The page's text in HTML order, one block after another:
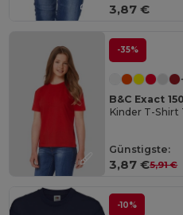
3,87 €
-35%
B&C Exact
Kinder T-Shirt
Günstigste:
3,87 €5,91 €
-10%